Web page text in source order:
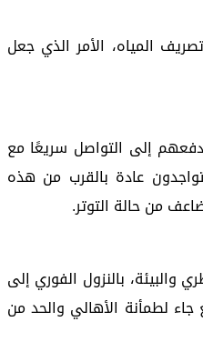
المياه، الأمر الذي جعل
إلى التواصل سريعًا مع
عادة بالقرب من هذه
من حالة التوتر.
بالنزول الفوري إلى
لطمأنة الأهالي والحد من